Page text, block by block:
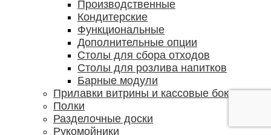
Производственные
Кондитерские
Функциональные
Дополнительные опции
Столы для сбора отходов
Столы для розлива напитков
Барные модули
Прилавки витрины и кассовые боксы
Полки
Разделочные доски
Рукомойники